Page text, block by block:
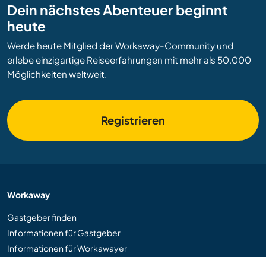
Dein nächstes Abenteuer beginnt
heute
Werde heute Mitglied der Workaway-Community und
erlebe einzigartige Reiseerfahrungen mit mehr als 50.000
Möglichkeiten weltweit.
Registrieren
Workaway
Gastgeber finden
Informationen für Gastgeber
Informationen für Workawayer